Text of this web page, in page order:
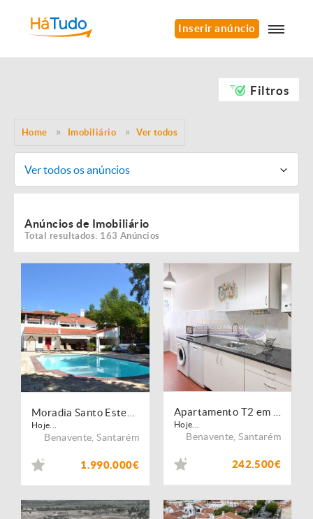
Inserir anúncio
Filtros
Home Imobiliário Ver todos
Ver todos os anúncios
Anúncios de Imobiliário
Total resultados: 163 Anúncios
Hoje...
Benavente ,Santarém
1.990.000€
Hoje...
Benavente ,Santarém
242.500€